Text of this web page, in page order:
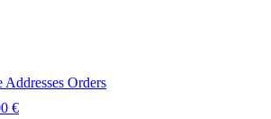
Addresses Orders
€